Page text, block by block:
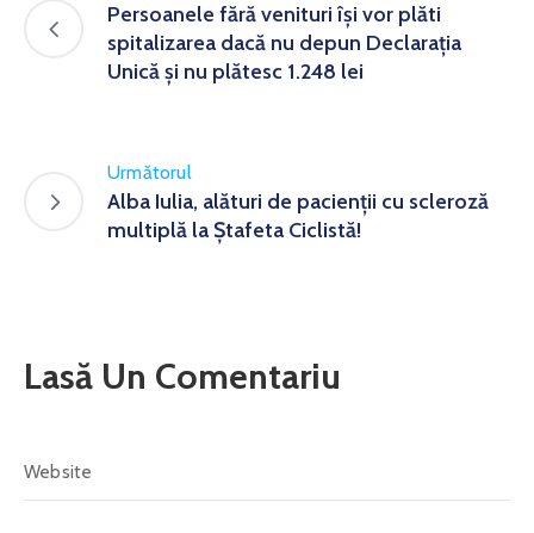
Persoanele fără venituri îşi vor plăti
spitalizarea dacă nu depun Declaraţia
Unică şi nu plătesc 1.248 lei
Următorul
Alba Iulia, alături de pacienții cu scleroză
multiplă la Ștafeta Ciclistă!
Lasă Un Comentariu